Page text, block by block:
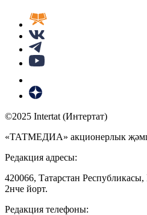
©2025 Intertat (Интертат)
«ТАТМЕДИА» акционерлык
Редакция адресы:
420066, Татарстан
2нче йорт.
Редакция телефоны: